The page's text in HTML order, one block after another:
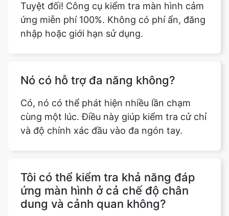
Tuyệt đối! Công cụ kiểm tra màn hình cảm
ứng miễn phí 100%. Không có phí ẩn, đăng
nhập hoặc giới hạn sử dụng.
Nó có hỗ trợ đa năng không?
Có, nó có thể phát hiện nhiều lần chạm
cùng một lúc. Điều này giúp kiểm tra cử chỉ
và độ chính xác đầu vào đa ngón tay.
Tôi có thể kiểm tra khả năng đáp
ứng màn hình ở cả chế độ chân
dung và cảnh quan không?